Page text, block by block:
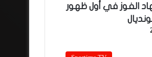
الفوز في أول ظهور